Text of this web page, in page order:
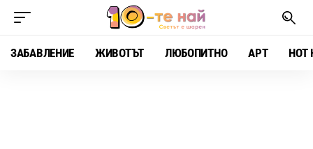
ЗАБАВЛЕНИЕ ЖИВОТЪТ ЛЮБОПИТНО АРТ HOT